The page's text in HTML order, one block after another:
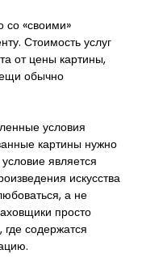
со «своими»
Стоимость услуг
от цены картины,
обычно
условия
картины нужно
является
искусства
а не
просто
содержатся